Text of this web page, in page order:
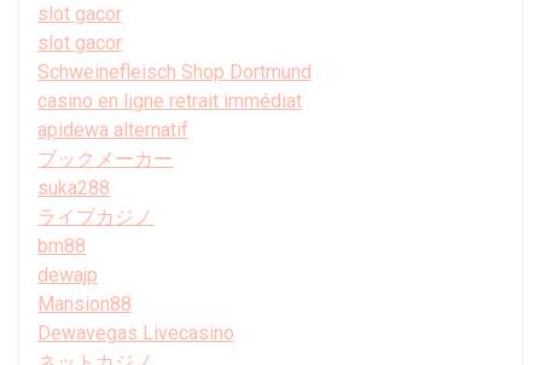
slot gacor
slot gacor
Schweinefleisch Shop Dortmund
casino en ligne retrait immédiat
apidewa alternatif
ブックメーカー
suka288
ライブカジノ
bm88
dewajp
Mansion88
Dewavegas Livecasino